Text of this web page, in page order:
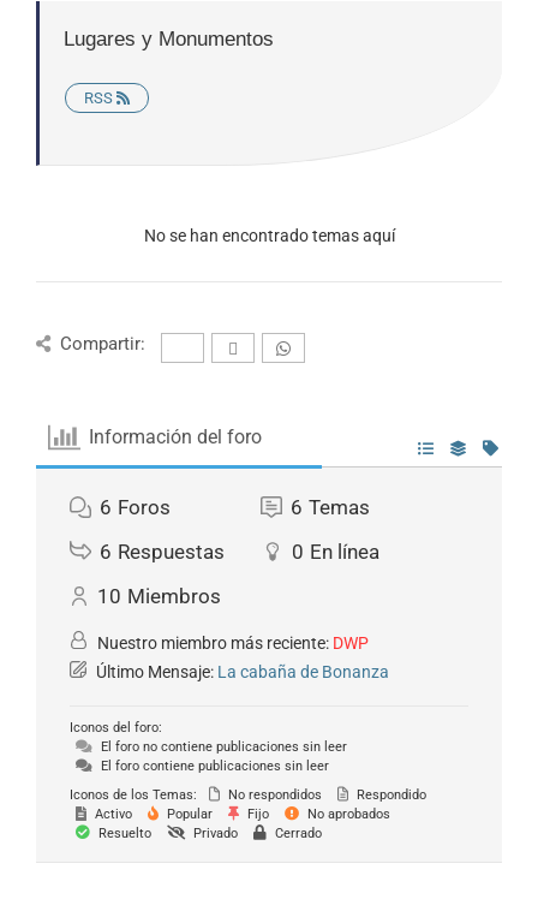
Lugares y Monumentos
RSS
No se han encontrado temas aquí
Compartir:
Información del foro
6 Foros 6 Temas
6 Respuestas 0 En línea
10 Miembros
Nuestro miembro más reciente: DWP
Último Mensaje: La cabaña de Bonanza
Iconos del foro:
El foro no contiene publicaciones sin leer
El foro contiene publicaciones sin leer
Iconos de los Temas:
No respondidos
Respondido
Activo
Popular Fijo
No aprobados
Resuelto
Privado Cerrado